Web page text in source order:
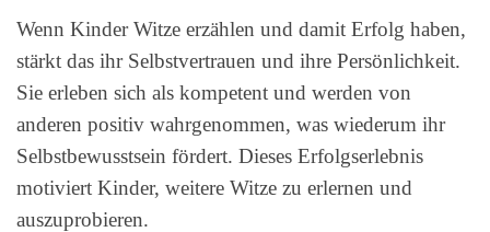
Wenn Kinder Witze erzählen und damit Erfolg haben,
stärkt das ihr Selbstvertrauen und ihre Persönlichkeit.
Sie erleben sich als kompetent und werden von
anderen positiv wahrgenommen, was wiederum ihr
Selbstbewusstsein fördert. Dieses Erfolgserlebnis
motiviert Kinder, weitere Witze zu erlernen und
auszuprobieren.